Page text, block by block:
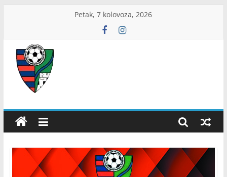
Petak, 7 kolovoza, 2026
ŽNS
Dubrovačko-
neretvanski